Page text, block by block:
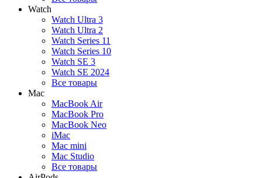
Watch
Watch Ultra 3
Watch Ultra 2
Watch Series 11
Watch Series 10
Watch SE 3
Watch SE 2024
Все товары
Mac
MacBook Air
MacBook Pro
MacBook Neo
iMac
Mac mini
Mac Studio
Все товары